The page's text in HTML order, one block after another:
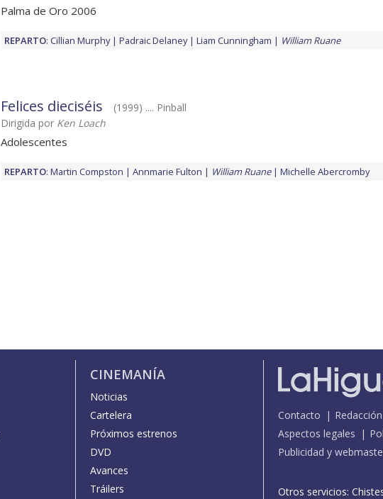
Palma de Oro 2006
REPARTO: Cillian Murphy Padraic Delaney Liam Cunningham William Ruane
Felices dieciséis
(1999) .... Pinball
Dirigida por Ken Loach
Adolescentes
REPARTO: Martin Compston Annmarie Fulton William Ruane Michelle Abercromby
CINEMANÍA
Noticias
Cartelera
Próximos estrenos
DVD
Avances
Tráilers
Contacto Redacción
Aspectos legales
Publicidad y
Otros servicios: